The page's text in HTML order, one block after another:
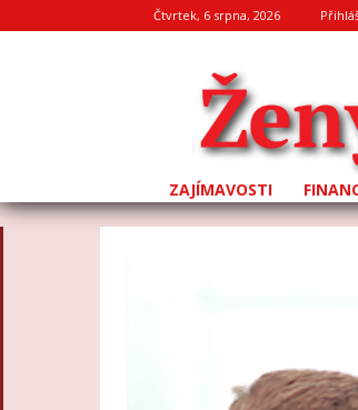
Čtvrtek, 6 srpna, 2026
ZAJÍMAVOSTI